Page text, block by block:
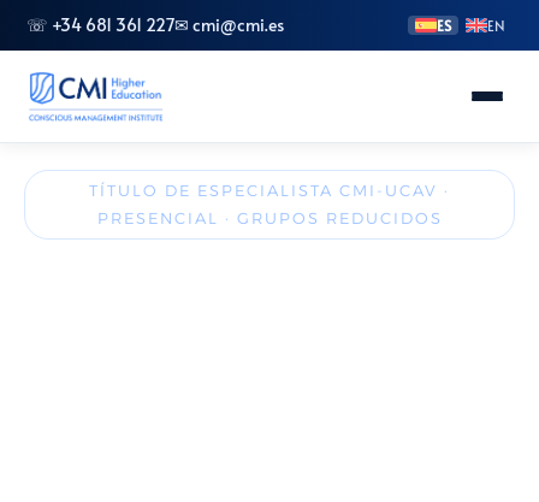
☏ +34 681 361 227✉ cmi@cmi.es ES EN
Conoce CMITÍTULO DE ESPECIALISTA CMI-UCAV ·
PRESENCIAL · GRUPOS REDUCIDOS